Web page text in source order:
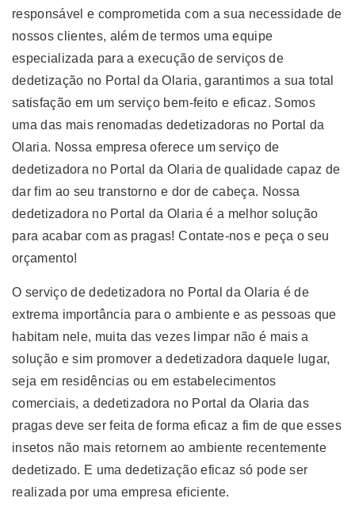
responsável e comprometida com a sua necessidade de
nossos clientes, além de termos uma equipe
especializada para a execução de serviços de
dedetização no Portal da Olaria, garantimos a sua total
satisfação em um serviço bem-feito e eficaz. Somos
uma das mais renomadas dedetizadoras no Portal da
Olaria. Nossa empresa oferece um serviço de
dedetizadora no Portal da Olaria de qualidade capaz de
dar fim ao seu transtorno e dor de cabeça. Nossa
dedetizadora no Portal da Olaria é a melhor solução
para acabar com as pragas! Contate-nos e peça o seu
orçamento!
O serviço de dedetizadora no Portal da Olaria é de
extrema importância para o ambiente e as pessoas que
habitam nele, muita das vezes limpar não é mais a
solução e sim promover a dedetizadora daquele lugar,
seja em residências ou em estabelecimentos
comerciais, a dedetizadora no Portal da Olaria das
pragas deve ser feita de forma eficaz a fim de que esses
insetos não mais retornem ao ambiente recentemente
dedetizado. E uma dedetização eficaz só pode ser
realizada por uma empresa eficiente.